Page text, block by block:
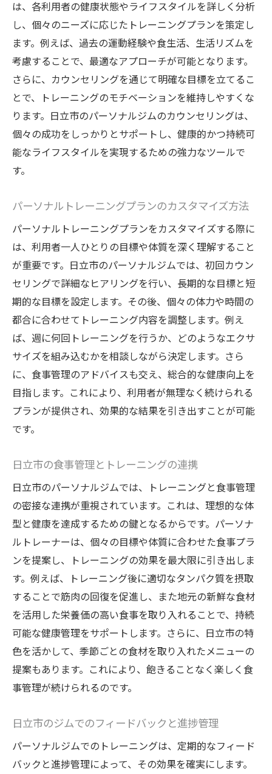
は、各利用者の健康状態やライフスタイルを詳しく分析
し、個々のニーズに応じたトレーニングプランを策定し
ます。例えば、過去の運動経験や食生活、生活リズムを
考慮することで、最適なアプローチが可能となります。
さらに、カウンセリングを通じて明確な目標を立てるこ
とで、トレーニングのモチベーションを維持しやすくな
ります。日立市のパーソナルジムのカウンセリングは、
個々の成功をしっかりとサポートし、健康的かつ持続可
能なライフスタイルを実現するための強力なツールで
す。
パーソナルトレーニングプランのカスタマイズ方法
パーソナルトレーニングプランをカスタマイズする際に
は、利用者一人ひとりの目標や体質を深く理解すること
が重要です。日立市のパーソナルジムでは、初回カウン
セリングで詳細なヒアリングを行い、長期的な目標と短
期的な目標を設定します。その後、個々の体力や時間の
都合に合わせてトレーニング内容を調整します。例え
ば、週に何回トレーニングを行うか、どのようなエクサ
サイズを組み込むかを相談しながら決定します。さら
に、食事管理のアドバイスも交え、総合的な健康向上を
目指します。これにより、利用者が無理なく続けられる
プランが提供され、効果的な結果を引き出すことが可能
です。
日立市の食事管理とトレーニングの連携
日立市のパーソナルジムでは、トレーニングと食事管理
の密接な連携が重視されています。これは、理想的な体
型と健康を達成するための鍵となるからです。パーソナ
ルトレーナーは、個々の目標や体質に合わせた食事プラ
ンを提案し、トレーニングの効果を最大限に引き出しま
す。例えば、トレーニング後に適切なタンパク質を摂取
することで筋肉の回復を促進し、また地元の新鮮な食材
を活用した栄養価の高い食事を取り入れることで、持続
可能な健康管理をサポートします。さらに、日立市の特
色を活かして、季節ごとの食材を取り入れたメニューの
提案もあります。これにより、飽きることなく楽しく食
事管理が続けられるのです。
日立市のジムでのフィードバックと進捗管理
パーソナルジムでのトレーニングは、定期的なフィード
バックと進捗管理によって、その効果を確実にします。